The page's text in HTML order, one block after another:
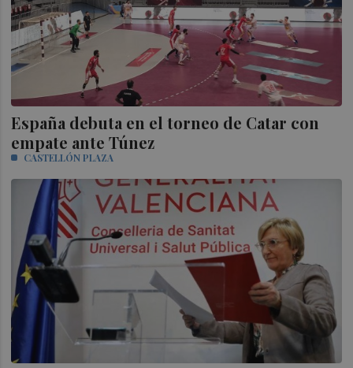
España debuta en el torneo de Catar con
empate ante Túnez
CASTELLÓN PLAZA